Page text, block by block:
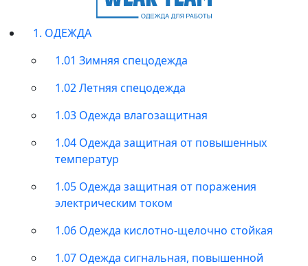
1. ОДЕЖДА
1.01 Зимняя спецодежда
1.02 Летняя спецодежда
1.03 Одежда влагозащитная
1.04 Одежда защитная от повышенных
температур
1.05 Одежда защитная от поражения
электрическим током
1.06 Одежда кислотно-щелочно стойкая
1.07 Одежда сигнальная, повышенной